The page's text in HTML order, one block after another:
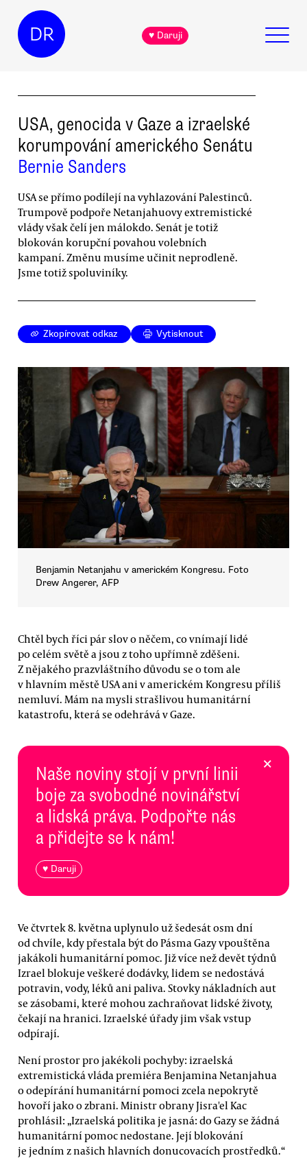
DR ♥ Daruji
USA, genocida v Gaze a izraelské
korumpování amerického Senátu
Bernie Sanders
USA se přímo podílejí na vyhlazování Palestinců.
Trumpově podpoře Netanjahuovy extremistické
vlády však čelí jen málokdo. Senát je totiž
blokován korupční povahou volebních
kampaní. Změnu musíme učinit neprodleně.
Jsme totiž spoluviníky.
Zkopírovat odkaz Vytisknout
Benjamin Netanjahu v americkém Kongresu. Foto
Drew Angerer, AFP
Chtěl bych říci pár slov o něčem, co vnímají lidé
po celém světě a jsou z toho upřímně zděšeni.
Z nějakého prazvláštního důvodu se o tom ale
v hlavním městě USA ani v americkém Kongresu příliš
nemluví. Mám na mysli strašlivou humanitární
katastrofu, která se odehrává v Gaze.
Naše noviny stojí v první linii
boje za svobodné novinářství
a lidská práva. Podpořte nás
a přidejte se k nám!
♥ Daruji
×
Ve čtvrtek 8. května uplynulo už šedesát osm dní
od chvíle, kdy přestala být do Pásma Gazy vpouštěna
jakákoli humanitární pomoc. Již více než devět týdnů
Izrael blokuje veškeré dodávky, lidem se nedostává
potravin, vody, léků ani paliva. Stovky nákladních aut
se zásobami, které mohou zachraňovat lidské životy,
čekají na hranici. Izraelské úřady jim však vstup
odpírají.
Není prostor pro jakékoli pochyby: izraelská
extremistická vláda premiéra Benjamina Netanjahua
o odepírání humanitární pomoci zcela nepokrytě
hovoří jako o zbrani. Ministr obrany Jisra'el Kac
prohlásil: „Izraelská politika je jasná: do Gazy se žádná
humanitární pomoc nedostane. Její blokování
je jedním z našich hlavních donucovacích prostředků.“